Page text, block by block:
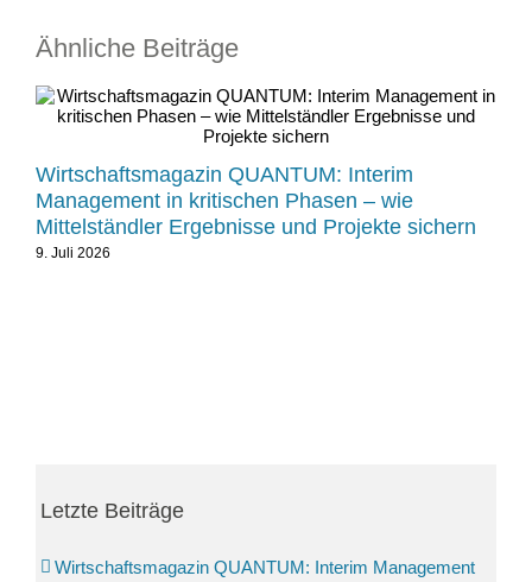
Ähnliche Beiträge
Wirtschaftsmagazin QUANTUM: Interim
Management in kritischen Phasen – wie
Mittelständler Ergebnisse und Projekte sichern
9. Juli 2026
Letzte Beiträge
Wirtschaftsmagazin QUANTUM: Interim Management